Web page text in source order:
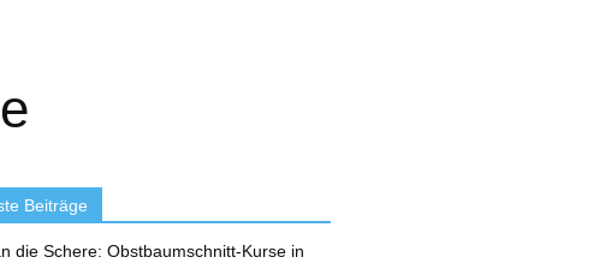
Beiträge
die Schere: Obstbaumschnitt-Kurse in